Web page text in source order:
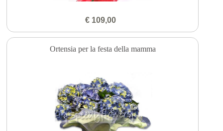
€ 109,00
Ortensia per la festa della mamma